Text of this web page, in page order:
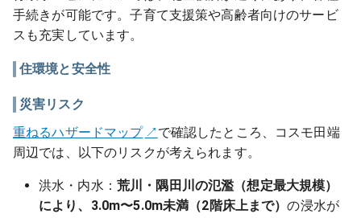
手続きが可能です。子育て支援策や高齢者向けのサービ
スも充実しています。
住環境と安全性
災害リスク
重ねるハザードマップ
で確認したところ、コスモ田端
周辺では、以下のリスクが考えられます。
洪水・内水： 荒川・隅田川の氾濫（想定最大規模）
により、3.0m〜5.0m未満（2階床上まで）の浸水が